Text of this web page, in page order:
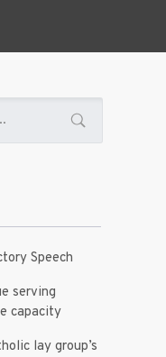
Speech
serving
capacity
lay group’s